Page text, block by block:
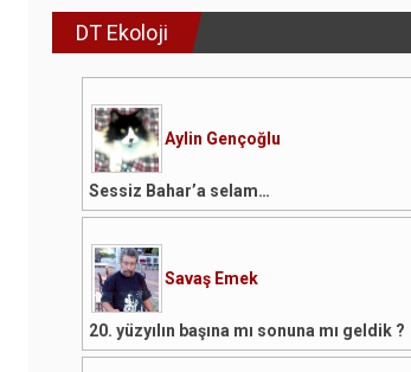
DT Ekoloji
Aylin Gençoğlu
Sessiz Bahar’a selam…
Savaş Emek
20. yüzyılın başına mı sonuna mı geldik ?